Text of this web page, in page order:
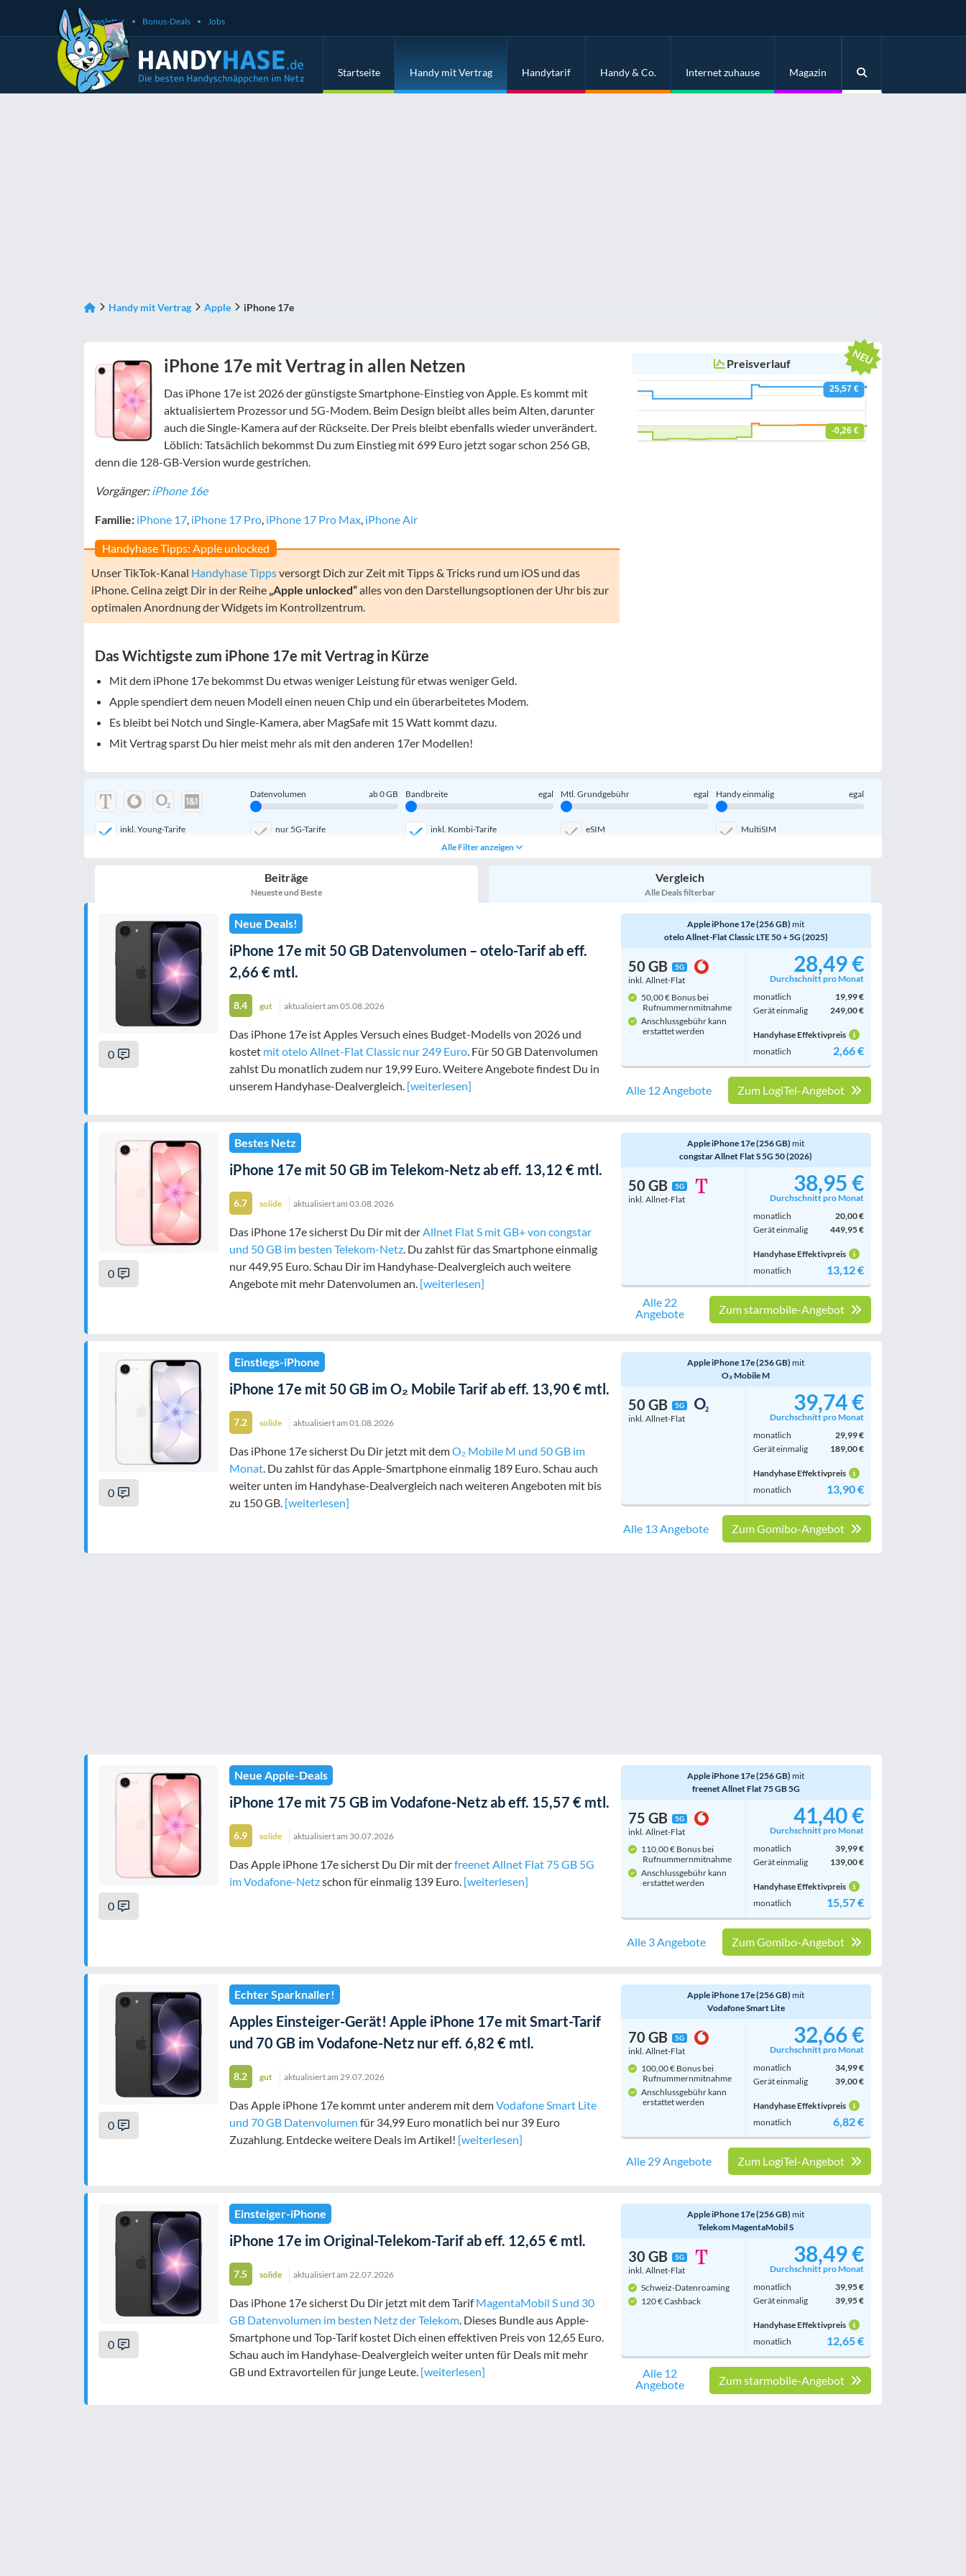
Newsletter Bonus-Deals Jobs
Startseite Handy mit Vertrag Handytarif Handy & Co. Internet zuhause Magazin
Handy mit Vertrag Apple iPhone 17e
iPhone 17e mit Vertrag in allen Netzen
Das iPhone 17e ist 2026 der günstigste Smartphone-Einstieg von Apple. Es kommt mit
aktualisiertem Prozessor und 5G-Modem. Beim Design bleibt alles beim Alten, darunter
auch die Single-Kamera auf der Rückseite. Der Preis bleibt ebenfalls wieder unverändert.
Löblich: Tatsächlich bekommst Du zum Einstieg mit 699 Euro jetzt sogar schon 256 GB,
denn die 128-GB-Version wurde gestrichen.
Vorgänger:iPhone 16e
Familie: iPhone 17, iPhone 17 Pro, iPhone 17 Pro Max, iPhone Air
Handyhase Tipps: Apple unlocked
Unser TikTok-Kanal Handyhase Tippsversorgt Dich zur Zeit mit Tipps & Tricks rund um iOS und das
iPhone. Celina zeigt Dir in der Reihe „Apple unlocked“alles von den Darstellungsoptionen der Uhr bis zur
optimalen Anordnung der Widgets im Kontrollzentrum.
Das Wichtigste zum iPhone 17e mit Vertrag in Kürze
Mit dem iPhone 17e bekommst Du etwas weniger Leistung für etwas weniger Geld.
Apple spendiert dem neuen Modell einen neuen Chip und ein überarbeitetes Modem.
Es bleibt bei Notch und Single-Kamera, aber MagSafe mit 15 Watt kommt dazu.
Mit Vertrag sparst Du hier meist mehr als mit den anderen 17er Modellen!
Preisverlauf
Datenvolumen ab0GB Bandbreite egal Mtl. Grundgebühr egal Handy einmalig egal
inkl. Young-Tarife nur 5G-Tarife inkl. Kombi-Tarife eSIM MultiSIM
Filter zurücksetzen
Alle Filter anzeigen
Beiträge
Neueste und Beste
Vergleich
Alle Deals filterbar
0
Neue Deals!
iPhone 17e mit 50 GB Datenvolumen – otelo-Tarif ab eff.
2,66 € mtl.
8.4 gut aktualisiert am 05.08.2026
Das iPhone 17e ist Apples Versuch eines Budget-Modells von 2026 und
kostet mit otelo Allnet-Flat Classic nur 249 Euro. Für 50 GB Datenvolumen
zahlst Du monatlich zudem nur 19,99 Euro. Weitere Angebote findest Du in
unserem Handyhase-Dealvergleich. [weiterlesen]
Apple iPhone 17e (256 GB)mit
otelo Allnet-Flat Classic LTE 50 + 5G (2025)
50 GB 5G
inkl. Allnet-Flat
50,00 € Bonus bei
Rufnummern­mitnahme
Anschlussgebühr kann
erstattet werden
28,49 €
Durchschnitt pro Monat
monatlich
19,99 €
Gerät einmalig
249,00 €
Handyhase Effektivpreis
monatlich
2,66 €
Zum LogiTel-Angebot
Alle 12 Angebote
0
Bestes Netz
iPhone 17e mit 50 GB im Telekom-Netz ab eff. 13,12 € mtl.
6.7 solide aktualisiert am 03.08.2026
Das iPhone 17e sicherst Du Dir mit derAllnet Flat S mit GB+ von congstar
und 50 GB im besten Telekom-Netz. Du zahlst für das Smartphone einmalig
nur 449,95 Euro. Schau Dir im Handyhase-Dealvergleich auch weitere
Angebote mit mehr Datenvolumen an. [weiterlesen]
Apple iPhone 17e (256 GB)mit
congstar Allnet Flat S 5G 50 (2026)
50 GB 5G
inkl. Allnet-Flat
38,95 €
Durchschnitt pro Monat
monatlich
20,00 €
Gerät einmalig
449,95 €
Handyhase Effektivpreis
monatlich
13,12 €
Zum starmobile-Angebot
Alle 22
Angebote
0
Einstiegs-iPhone
iPhone 17e mit 50 GB im O₂ Mobile Tarif ab eff. 13,90 € mtl.
7.2 solide aktualisiert am 01.08.2026
Das iPhone 17e sicherst Du Dir jetzt mit demO₂ Mobile M und 50 GB im
Monat. Du zahlst für das Apple-Smartphone einmalig 189 Euro. Schau auch
weiter unten im Handyhase-Dealvergleich nach weiteren Angeboten mit bis
zu 150 GB. [weiterlesen]
Apple iPhone 17e (256 GB)mit
O₂ Mobile M
50 GB 5G
inkl. Allnet-Flat
39,74 €
Durchschnitt pro Monat
monatlich
29,99 €
Gerät einmalig
189,00 €
Handyhase Effektivpreis
monatlich
13,90 €
Zum Gomibo-Angebot
Alle 13 Angebote
0
Neue Apple-Deals
iPhone 17e mit 75 GB im Vodafone-Netz ab eff. 15,57 € mtl.
6.9 solide aktualisiert am 30.07.2026
Das Apple iPhone 17e sicherst Du Dir mit derfreenet Allnet Flat 75 GB 5G
im Vodafone-Netzschon für einmalig 139 Euro. [weiterlesen]
Apple iPhone 17e (256 GB)mit
freenet Allnet Flat 75 GB 5G
75 GB 5G
inkl. Allnet-Flat
110,00 € Bonus bei
Rufnummern­mitnahme
Anschlussgebühr kann
erstattet werden
41,40 €
Durchschnitt pro Monat
monatlich
39,99 €
Gerät einmalig
139,00 €
Handyhase Effektivpreis
monatlich
15,57 €
Zum Gomibo-Angebot
Alle 3 Angebote
0
Echter Sparknaller!
Apples Einsteiger-Gerät! Apple iPhone 17e mit Smart-Tarif
und 70 GB im Vodafone-Netz nur eff. 6,82 € mtl.
8.2 gut aktualisiert am 29.07.2026
Das Apple iPhone 17e kommt unter anderem mit demVodafone Smart Lite
und 70 GB Datenvolumen für 34,99 Euro monatlich bei nur 39 Euro
Zuzahlung. Entdecke weitere Deals im Artikel! [weiterlesen]
Apple iPhone 17e (256 GB)mit
Vodafone Smart Lite
70 GB 5G
inkl. Allnet-Flat
100,00 € Bonus bei
Rufnummern­mitnahme
Anschlussgebühr kann
erstattet werden
32,66 €
Durchschnitt pro Monat
monatlich
34,99 €
Gerät einmalig
39,00 €
Handyhase Effektivpreis
monatlich
6,82 €
Zum LogiTel-Angebot
Alle 29 Angebote
0
Einsteiger-iPhone
iPhone 17e im Original-Telekom-Tarif ab eff. 12,65 € mtl.
7.5 solide aktualisiert am 22.07.2026
Das iPhone 17e sicherst Du Dir jetzt mit dem TarifMagentaMobil S und 30
GB Datenvolumen im besten Netz der Telekom. Dieses Bundle aus Apple-
Smartphone und Top-Tarif kostet Dich einen effektiven Preis von 12,65 Euro.
Schau auch im Handyhase-Dealvergleich weiter unten für Deals mit mehr
GB und Extravorteilen für junge Leute. [weiterlesen]
Apple iPhone 17e (256 GB)mit
Telekom MagentaMobil S
30 GB 5G
inkl. Allnet-Flat
Schweiz-Datenroaming
120 € Cashback
38,49 €
Durchschnitt pro Monat
monatlich
39,95 €
Gerät einmalig
39,95 €
Handyhase Effektivpreis
monatlich
12,65 €
Zum starmobile-Angebot
Alle 12
Angebote